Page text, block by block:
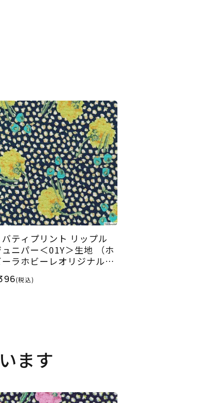
バティプリント リップル
ュニパー＜01Y＞生地 （ホ
ーラホビーレオリジナル）
(税込)
ます